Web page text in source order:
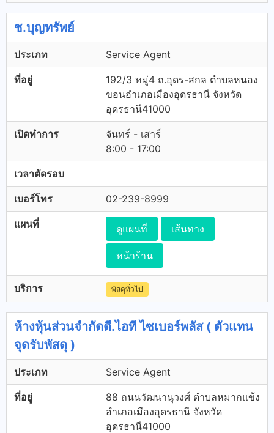
ช.บุญทรัพย์
ประเภท Service Agent
ที่อยู่
192/3 หมู่4 ถ.อุดร-สกล ตำบลหนอง
ขอนอำเภอเมืองอุดรธานี จังหวัด
อุดรธานี41000
เปิดทำการ
จันทร์ - เสาร์
8:00 - 17:00
เวลาตัดรอบ
เบอร์โทร 02-239-8999
แผนที่ ดูแผนที่ เส้นทาง
หน้าร้าน
บริการ พัสดุทั่วไป
ห้างหุ้นส่วนจำกัดดี.ไอที ไซเบอร์พลัส ( ตัวแทน
จุดรับพัสดุ )
ประเภท Service Agent
ที่อยู่
88 ถนนวัฒนานุวงศ์ ตำบลหมากแข้ง
อำเภอเมืองอุดรธานี จังหวัด
อุดรธานี41000